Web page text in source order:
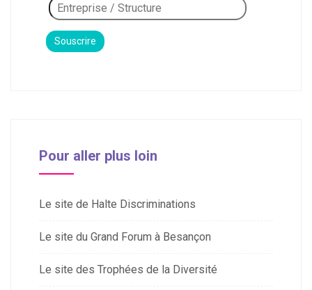
Pour aller plus loin
Le site de Halte Discriminations
Le site du Grand Forum à Besançon
Le site des Trophées de la Diversité